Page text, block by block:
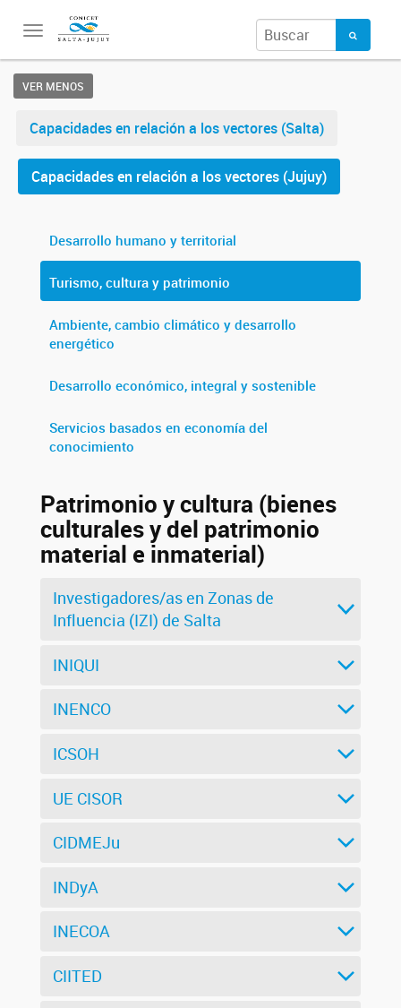
Toggle
VER MENOS
Capacidades en relación a los vectores (Salta)
Capacidades en relación a los vectores (Jujuy)
Desarrollo humano y territorial
Turismo, cultura y patrimonio
Ambiente, cambio climático y desarrollo
energético
Desarrollo económico, integral y sostenible
Servicios basados en economía del
conocimiento
Patrimonio y cultura (bienes
culturales y del patrimonio
material e inmaterial)
Investigadores/as en Zonas de
Influencia (IZI) de Salta
INIQUI
INENCO
ICSOH
UE CISOR
CIDMEJu
INDyA
INECOA
CIITED